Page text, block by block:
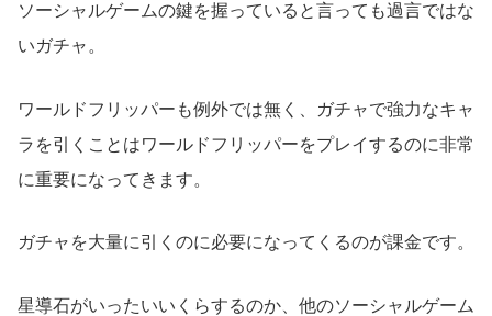
ソーシャルゲームの鍵を握っていると言っても過言ではな
いガチャ。
ワールドフリッパーも例外では無く、ガチャで強力なキャ
ラを引くことはワールドフリッパーをプレイするのに非常
に重要になってきます。
ガチャを大量に引くのに必要になってくるのが課金です。
星導石がいったいいくらするのか、他のソーシャルゲーム